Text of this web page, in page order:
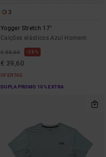
3
Yogger Stretch 17"
Calções elásticos Azul Homem
€ 55,00 28%
€ 39,60
OFERTAS
DUPLA PROMO 10% EXTRA